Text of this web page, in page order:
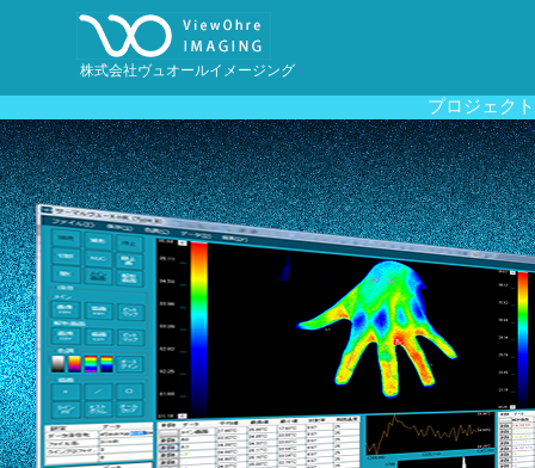
株式会社ヴュオールイメージング
プロジェクト